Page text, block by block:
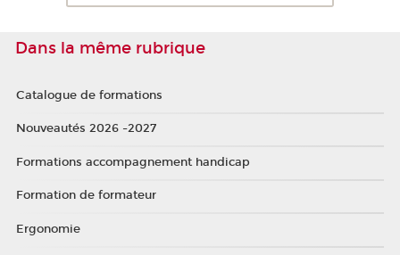
Dans la même rubrique
Catalogue de formations
Nouveautés 2026 -2027
Formations accompagnement handicap
Formation de formateur
Ergonomie